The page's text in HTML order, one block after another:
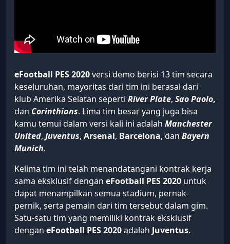
eFootball PES 2020versi demo berisi 13 tim secara
keseluruhan, mayoritas dari tim ini berasal dari
klub Amerika Selatan seperti RiverPlate, Sao Paolo,
dan Corinthians. Lima tim besar yang juga bisa
kamu temui dalam versi kali ini adalah Manchester
United, Juventus, Arsenal, Barcelona, dan Bayern
Munich.
Kelima tim ini telah menandatangani kontrak kerja
sama eksklusif dengan eFootball PES 2020 untuk
dapat menampilkan semua stadium, pernak-
pernik, serta pemain dari tim tersebut dalam gim.
Satu-satu tim yang memiliki kontrak eksklusif
dengan eFootball PES 2020adalah Juventus.